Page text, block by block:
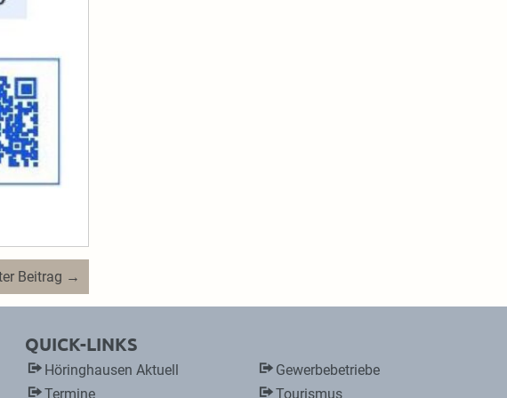
Beitrag →
QUICK-LINKS
Höringhausen Aktuell
Termine
Gewerbebetriebe
Tourismus